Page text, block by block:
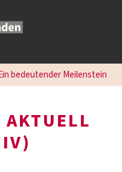
bedeutender Meilenstein
AKTUELL